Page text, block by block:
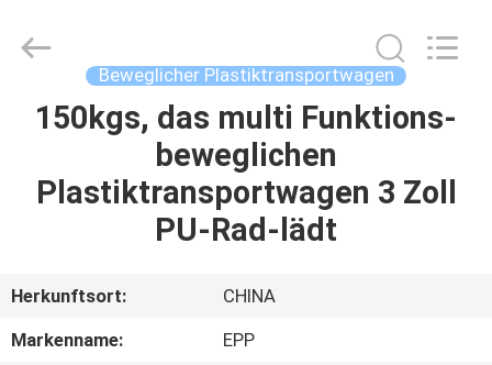
ZU
ÜBER
UNS
Material
Handing
Reserved.
Developed
Beweglicher Plastiktransportwagen
150kgs, das multi Funktions-
beweglichen
Plastiktransportwagen 3 Zoll
PU-Rad-lädt
Herkunftsort:
CHINA
Markenname:
EPP